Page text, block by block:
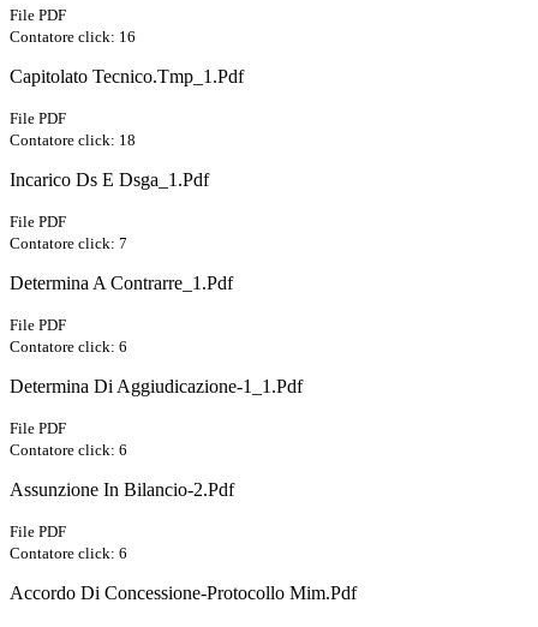
File PDF
Contatore click: 16
Capitolato Tecnico.Tmp_1.Pdf
File PDF
Contatore click: 18
Incarico Ds E Dsga_1.Pdf
File PDF
Contatore click: 7
Determina A Contrarre_1.Pdf
File PDF
Contatore click: 6
Determina Di Aggiudicazione-1_1.Pdf
File PDF
Contatore click: 6
Assunzione In Bilancio-2.Pdf
File PDF
Contatore click: 6
Accordo Di Concessione-Protocollo Mim.Pdf